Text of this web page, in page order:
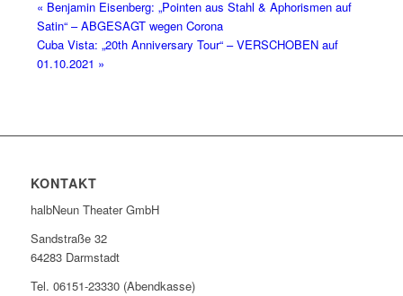
« Benjamin Eisenberg: „Pointen aus Stahl & Aphorismen auf
Satin“ – ABGESAGT wegen Corona
Cuba Vista: „20th Anniversary Tour“ – VERSCHOBEN auf
01.10.2021 »
KONTAKT
halbNeun Theater GmbH
Sandstraße 32
64283 Darmstadt
Tel. 06151-23330 (Abendkasse)